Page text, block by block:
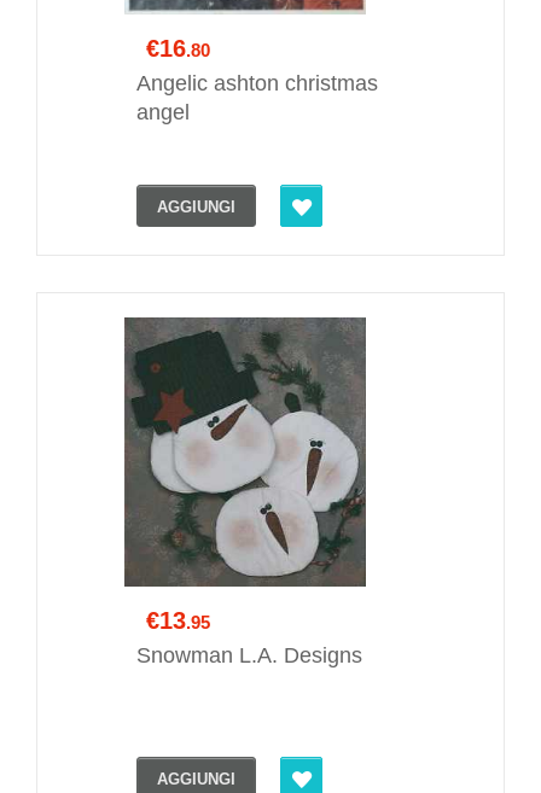
€16.80
Angelic ashton christmas
angel
AGGIUNGI
€13.95
Snowman L.A. Designs
AGGIUNGI